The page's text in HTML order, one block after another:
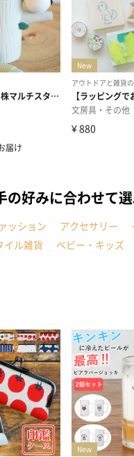
の好みに合わせて
ッション アクセサリー
イル雑貨 ベビー・キッズ